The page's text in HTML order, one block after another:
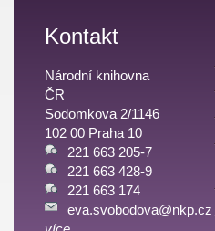
Kontakt
Národní knihovna
ČR
Sodomkova 2/1146
102 00 Praha 10
221 663 205-7
221 663 428-9
221 663 174
eva.svobodova@nkp.cz